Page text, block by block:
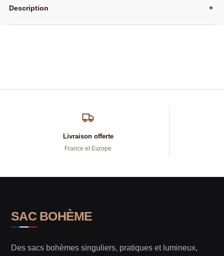
Description +
Livraison offerte
France et Europe
SAC BOHÈME
Des sacs bohèmes singuliers, pratiques et lumineux,